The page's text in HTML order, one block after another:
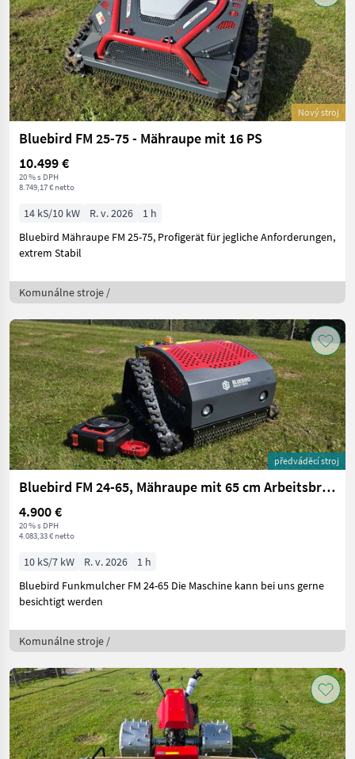
Nový stroj
Bluebird FM 25-75 - Mähraupe mit 16 PS
10.499 €
20 % s DPH
8.749,17 € netto
14 kS/10 kW R. v. 2026
1 h
Bluebird Mähraupe FM 25-75, Profigerät für jegliche Anforderungen,
extrem Stabil
Komunálne stroje /
předváděcí stroj
Bluebird FM 24-65, Mähraupe mit 65 cm Arbeitsbreite
4.900 €
20 % s DPH
4.083,33 € netto
10 kS/7 kW R. v. 2026
1 h
Bluebird Funkmulcher FM 24-65 Die Maschine kann bei uns gerne
besichtigt werden
Komunálne stroje /